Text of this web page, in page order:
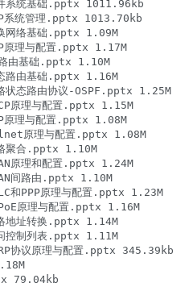
系统基础.pptx 1011.96kb
系统管理.pptx 1013.70kb
网络基础.pptx 1.09M
原理与配置.pptx 1.17M
由基础.pptx 1.10M
路由基础.pptx 1.16M
状态路由协议-OSPF.pptx 1.25M
原理与配置.pptx 1.15M
原理与配置.pptx 1.08M
原理与配置.pptx 1.08M
聚合.pptx 1.10M
原理和配置.pptx 1.24M
间路由.pptx 1.10M
和PPP原理与配置.pptx 1.23M
原理与配置.pptx 1.16M
地址转换.pptx 1.14M
控制列表.pptx 1.11M
协议原理与配置.pptx 345.39kb
79.04kb